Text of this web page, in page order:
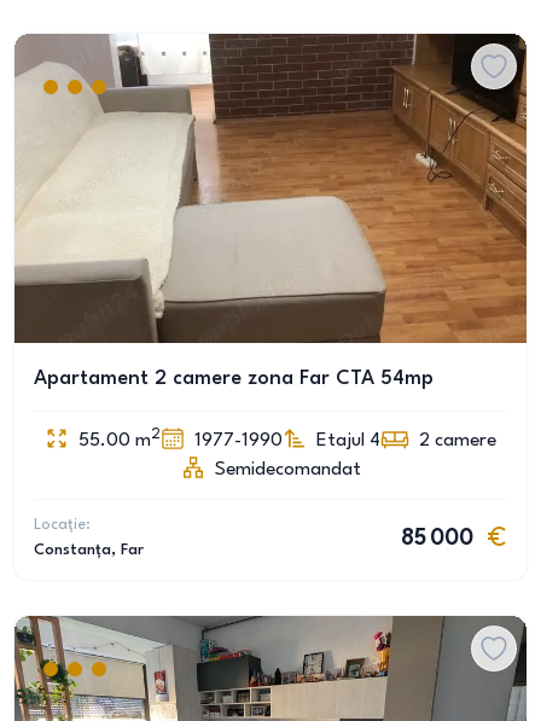
Apartament 2 camere zona Far CTA 54mp
55.00 m2 1977-1990 Etajul 4 2 camere
Semidecomandat
Locație:
Constanța, Far
85 000